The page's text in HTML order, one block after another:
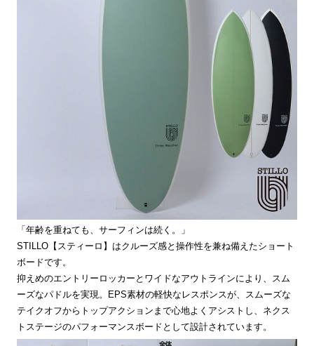
「年齢を重ねても、サーフィンは続く。」
STILLO【スティーロ】はクルーズ感と操作性を兼ね備えたショート
ボードです。
抑えめのエントリーロッカーとワイドなアウトラインにより、スム
ーズなパドルを実現。EPS素材の軽快なレスポンスが、スムーズな
テイクオフからトップアクションまで心地よくアシストし、ネクス
トステージのパフォーマンスボードとして設計されています。